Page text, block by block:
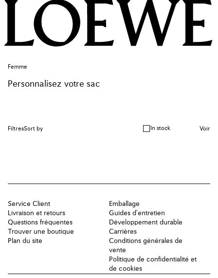
Femme
Personnalisez votre sac
FiltresSort by In stock Voir
Service Client
Livraison et retours
Questions fréquentes
Trouver une boutique
Plan du site
Emballage
Guides d'entretien
Développement durable
Carrières
Conditions générales de
vente
Politique de confidentialité et
de cookies